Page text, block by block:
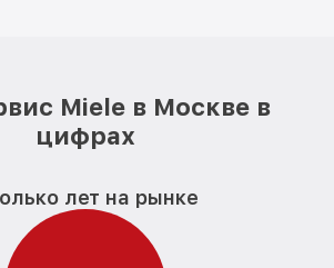
Miele в Москве в
цифрах
лет на рынке